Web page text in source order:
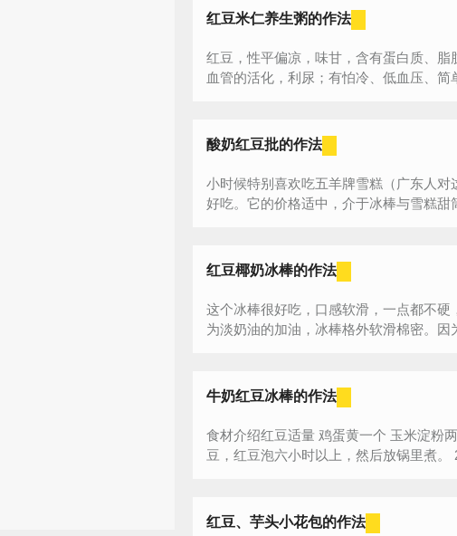
红豆米仁养生粥的作法
红豆，性平偏凉，味甘，含有蛋白质、
血管的活化，利尿；有怕冷、低血压、
酸奶红豆批的作法
小时候特别喜欢吃五羊牌雪糕（广东人
好吃。它的价格适中，介于冰棒与雪糕
红豆椰奶冰棒的作法
这个冰棒很好吃，口感软滑，一点都不
为淡奶油的加油，冰棒格外软滑棉密。
牛奶红豆冰棒的作法
食材介绍红豆适量 鸡蛋黄一个 玉米淀粉
红豆、芋头小花包的作法